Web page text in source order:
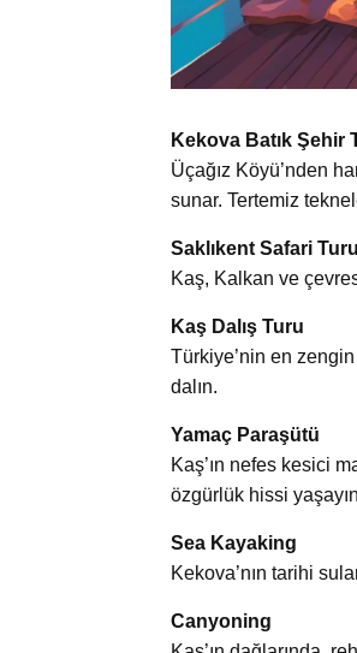
Kekova Batık Şehir
Üçağız Köyü’nden
sunar. Tertemiz
Saklıkent Safari Turu
Kaş, Kalkan ve
Kaş Dalış Turu
Türkiye’nin en
dalın.
Yamaç Paraşütü
Kaş’ın nefes kesici
özgürlük hissi
Sea Kayaking
Kekova’nın tarihi
Canyoning